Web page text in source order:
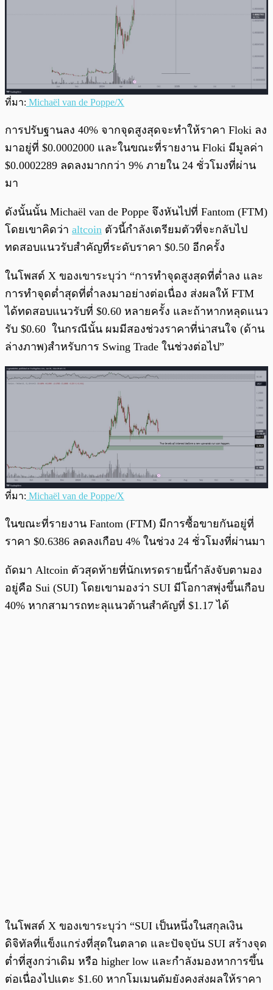
ที่มา: Michaël van de Poppe/X
การปรับฐานลง 40% จากจุดสูงสุดจะทำให้ราคา Floki ลง
มาอยู่ที่ $0.0002000 และในขณะที่รายงาน Floki มีมูลค่า
$0.0002289 ลดลงมากกว่า 9% ภายใน 24 ชั่วโมงที่ผ่าน
มา
ดังนั้นนั้น Michaël van de Poppe จึงหันไปที่ Fantom (FTM)
โดยเขาคิดว่า altcoin ตัวนี้กำลังเตรียมตัวที่จะกลับไป
ทดสอบแนวรับสำคัญที่ระดับราคา $0.50 อีกครั้ง
ในโพสต์ X ของเขาระบุว่า “การทำจุดสูงสุดที่ต่ำลง และ
การทำจุดต่ำสุดที่ต่ำลงมาอย่างต่อเนื่อง ส่งผลให้ FTM
ได้ทดสอบแนวรับที่ $0.60 หลายครั้ง และถ้าหากหลุดแนว
รับ $0.60 ในกรณีนั้น ผมมีสองช่วงราคาที่น่าสนใจ (ด้าน
ล่างภาพ)สำหรับการ Swing Trade ในช่วงต่อไป”
ที่มา: Michaël van de Poppe/X
ในขณะที่รายงาน Fantom (FTM) มีการซื้อขายกันอยู่ที่
ราคา $0.6386 ลดลงเกือบ 4% ในช่วง 24 ชั่วโมงที่ผ่านมา
ถัดมา Altcoin ตัวสุดท้ายที่นักเทรดรายนี้กำลังจับตามอง
อยู่คือ Sui (SUI) โดยเขามองว่า SUI มีโอกาสพุ่งขึ้นเกือบ
40% หากสามารถทะลุแนวต้านสำคัญที่ $1.17 ได้
ในโพสต์ X ของเขาระบุว่า “SUI เป็นหนึ่งในสกุลเงิน
ดิจิทัลที่แข็งแกร่งที่สุดในตลาด และปัจจุบัน SUI สร้างจุด
ต่ำที่สูงกว่าเดิม หรือ higher low และกำลังมองหาการขึ้น
ต่อเนื่องไปแตะ $1.60 หากโมเมนตัมยังคงส่งผลให้ราคา